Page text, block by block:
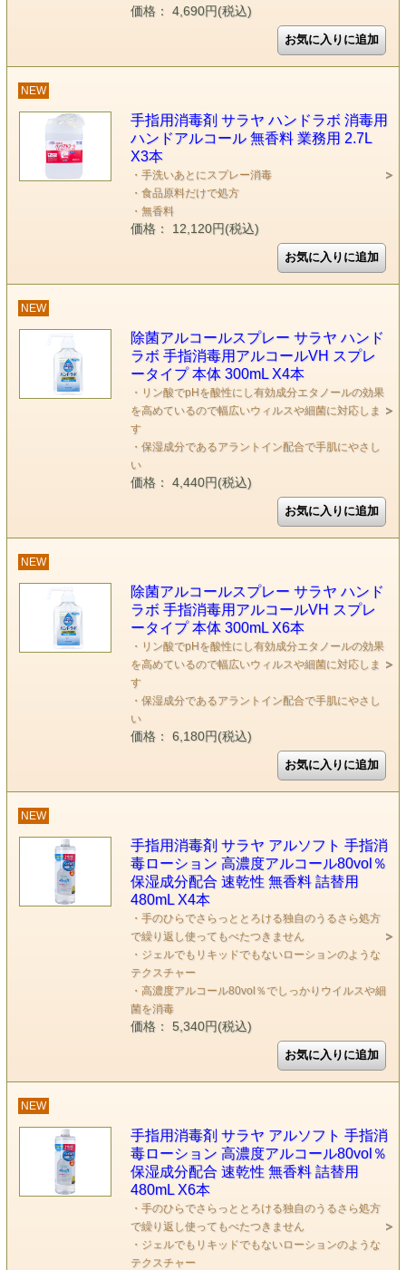
価格： 4,690円(税込)
NEW
手指用消毒剤 サラヤ ハンドラボ 消毒用
ハンドアルコール 無香料 業務用 2.7L
X3本
・手洗いあとにスプレー消毒
・食品原料だけで処方
・無香料
価格： 12,120円(税込)
NEW
除菌アルコールスプレー サラヤ ハンド
ラボ 手指消毒用アルコールVH スプレ
ータイプ 本体 300mL X4本
・リン酸でpHを酸性にし有効成分エタノールの効果
を高めているので幅広いウィルスや細菌に対応しま
す
・保湿成分であるアラントイン配合で手肌にやさし
い
価格： 4,440円(税込)
NEW
除菌アルコールスプレー サラヤ ハンド
ラボ 手指消毒用アルコールVH スプレ
ータイプ 本体 300mL X6本
・リン酸でpHを酸性にし有効成分エタノールの効果
を高めているので幅広いウィルスや細菌に対応しま
す
・保湿成分であるアラントイン配合で手肌にやさし
い
価格： 6,180円(税込)
NEW
手指用消毒剤 サラヤ アルソフト 手指消
毒ローション 高濃度アルコール80vol％
保湿成分配合 速乾性 無香料 詰替用
480mL X4本
・手のひらでさらっととろける独自のうるさら処方
で繰り返し使ってもべたつきません
・ジェルでもリキッドでもないローションのような
テクスチャー
・高濃度アルコール80vol％でしっかりウイルスや細
菌を消毒
価格： 5,340円(税込)
NEW
手指用消毒剤 サラヤ アルソフト 手指消
毒ローション 高濃度アルコール80vol％
保湿成分配合 速乾性 無香料 詰替用
480mL X6本
・手のひらでさらっととろける独自のうるさら処方
で繰り返し使ってもべたつきません
・ジェルでもリキッドでもないローションのような
テクスチャー